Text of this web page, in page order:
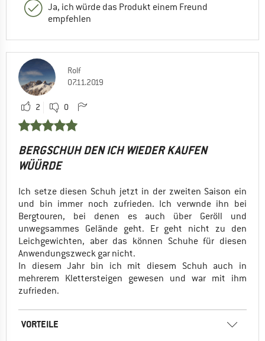
Ja, ich würde das Produkt einem Freund
empfehlen
Rolf
07.11.2019
2 0
BERGSCHUH DEN ICH WIEDER KAUFEN
WÜÜRDE
Ich setze diesen Schuh jetzt in der zweiten Saison ein
und bin immer noch zufrieden. Ich verwnde ihn bei
Bergtouren, bei denen es auch über Geröll und
unwegsammes Gelände geht. Er geht nicht zu den
Leichgewichten, aber das können Schuhe für diesen
Anwendungszweck gar nicht.
In diesem Jahr bin ich mit diesem Schuh auch in
mehrerem Klettersteigen gewesen und war mit ihm
zufrieden.
VORTEILE